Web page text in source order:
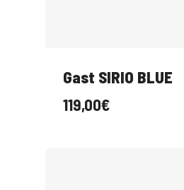
Gast SIRIO BLUE
119,00€